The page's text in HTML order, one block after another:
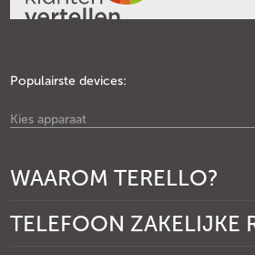
Populairste devices:
Kies apparaat
WAAROM TERELLO?
TELEFOON ZAKELIJKE